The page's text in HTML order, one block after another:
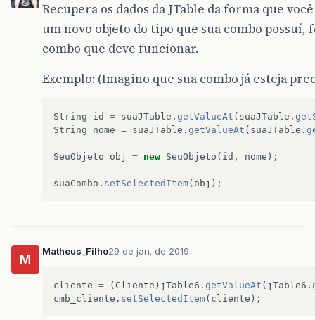
Recupera os dados da JTable da forma que
um novo objeto do tipo que sua combo possuí,
combo que deve funcionar.
Exemplo: (Imagino que sua combo já esteja
String id = suaJTable . getValueAt ( suaJTable .
String
nome = suaJTable . getValueAt ( suaJTable .
SeuObjeto obj = new SeuObjeto ( id , nome );
suaCombo . setSelectedItem( obj );
M
Matheus_Filho29 de jan. de 2019
cliente = ( Cliente ) jTable6 . getValueAt ( jTable6 .
cmb_cliente . setSelectedItem( cliente );